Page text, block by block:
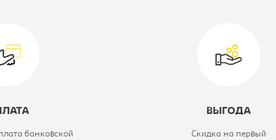
банковской
ВЫГОДА
Скидка на первый